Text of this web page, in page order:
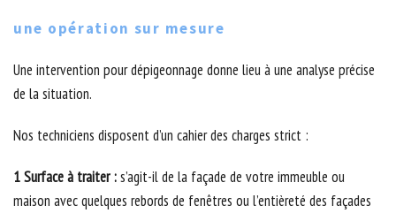
une opération sur mesure
Une intervention pour dépigeonnage donne lieu à une analyse précise
de la situation.
Nos techniciens disposent d’un cahier des charges strict :
1 Surface à traiter :s’agit-il de la façade de votre immeuble ou
maison avec quelques rebords de fenêtres ou l’entièreté des façades